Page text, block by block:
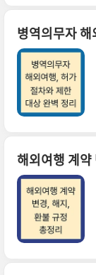
해외여행 계